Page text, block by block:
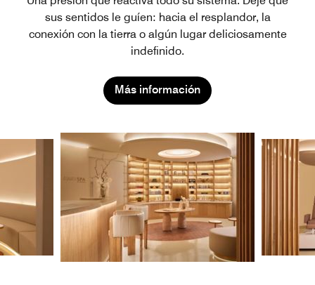
sus sentidos le guíen: hacia el resplandor, la
conexión con la tierra o algún lugar deliciosamente
indefinido.
Más información